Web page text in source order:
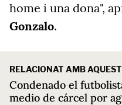
home i una dona",
Gonzalo.
RELACIONAT AMB
Condenado el
medio de cárcel por